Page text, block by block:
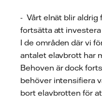
- Vårt elnät blir aldrig
fortsätta att
I de områden där vi
antalet elavbrott har
Behoven är dock
behöver intensifiera
bort elavbrotten för